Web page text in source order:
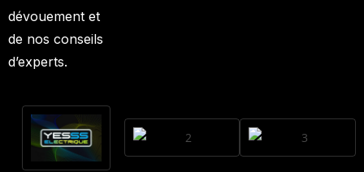
dévouement et
de nos conseils
d’experts.